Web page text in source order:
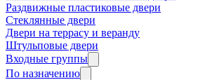
Раздвижные пластиковые двери
Стеклянные двери
Двери на террасу и веранду
Штульповые двери
Входные группы
По назначению